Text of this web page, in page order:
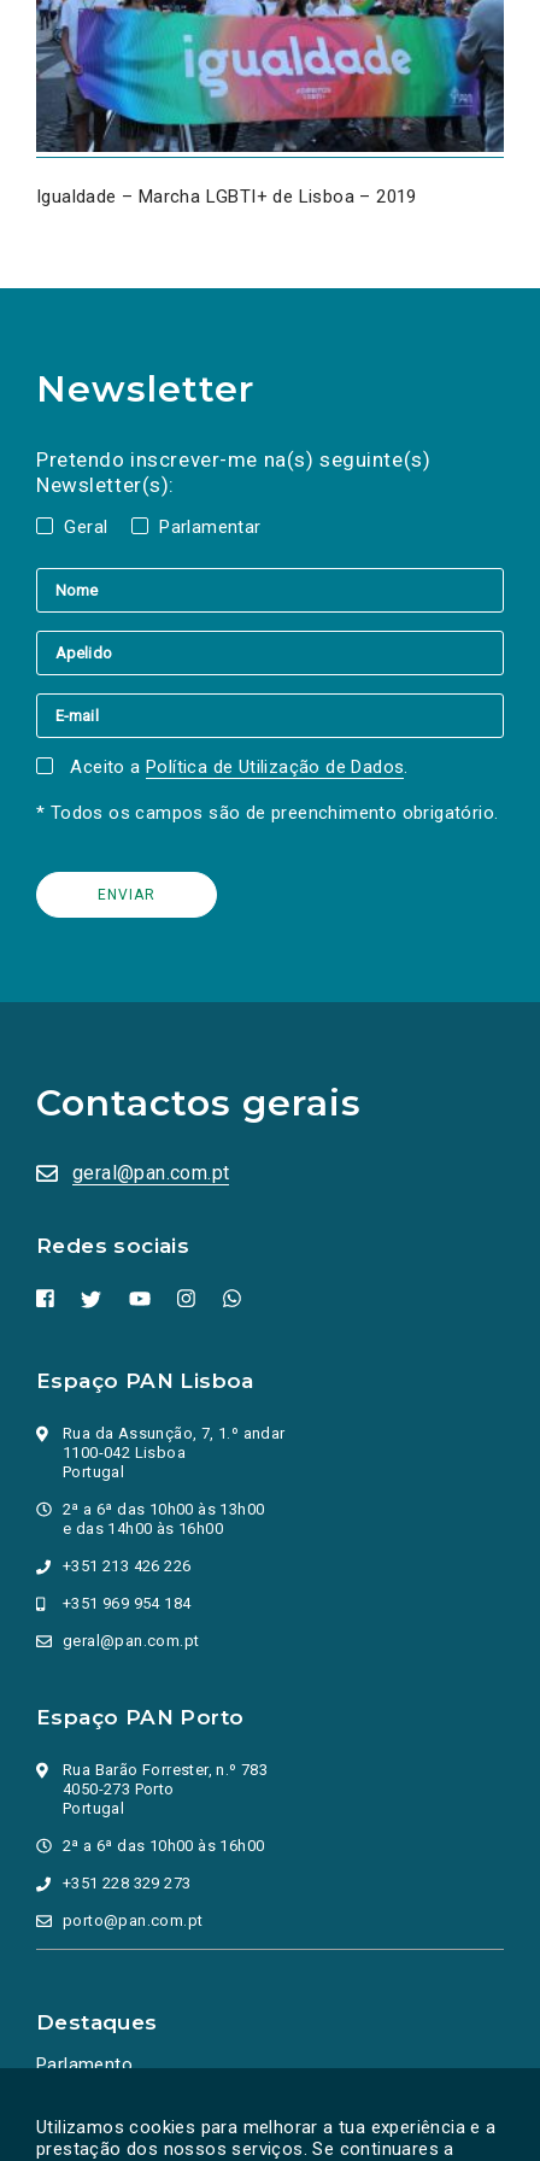
Utilizamos cookies para melhorar a tua experiência e a
prestação dos nossos serviços. Se continuares a
Igualdade – Marcha LGBTI+ de Lisboa – 2019
Newsletter
Pretendo inscrever-me na(s) seguinte(s)
Newsletter(s):
Geral Parlamentar
a(s) newsletter(s).
mail
Aceito a Política de Utilização de Dados.
* Todos os campos são de preenchimento obrigatório.
Contactos gerais
geral@pan.com.pt
Redes sociais
redes
sociais
numa
nova
Espaço PAN Lisboa
Rua da Assunção, 7, 1.º andar
1100-042 Lisboa
Portugal
2ª a 6ª das 10h00 às 13h00
e das 14h00 às 16h00
+351 213 426 226
+351 969 954 184
geral@pan.com.pt
Espaço PAN Porto
Rua Barão Forrester, n.º 783
4050-273 Porto
Portugal
2ª a 6ª das 10h00 às 16h00
+351 228 329 273
porto@pan.com.pt
Destaques
Parlamento